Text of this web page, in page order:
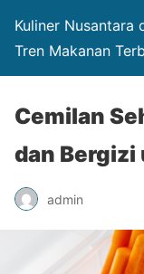
Kuliner Nusantara
Tren Makanan
Cemilan
dan Bergizi
admin